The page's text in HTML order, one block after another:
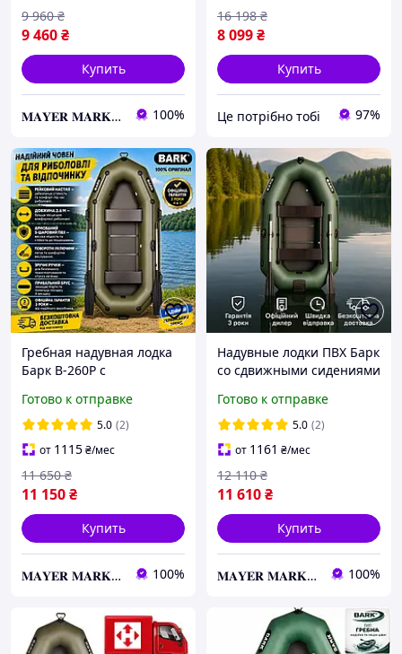
9 460₴
9 960 ₴
Купить
𝐌𝐀𝐘𝐄𝐑 𝐌𝐀𝐑𝐊𝐄𝐓 100%
8 099₴
16 198 ₴
Купить
Це потрібно тобі 97%
Гребная надувная лодка
Барк B-260P с
Резиновая лодка ПВХ с
ручками и рейковым
настилом
Готово к отправке
5.0 (2)
от 1115₴/мес
11 150₴
11 650 ₴
Купить
𝐌𝐀𝐘𝐄𝐑 𝐌𝐀𝐑𝐊𝐄𝐓 100%
Надувные лодки ПВХ Барк
со сдвижными сидениями
Двухмесная резиновая
лодка Барк Б-250НД
Готово к отправке
5.0 (2)
от 1161 ₴/мес
11 610₴
12 110 ₴
Купить
𝐌𝐀𝐘𝐄𝐑 𝐌𝐀𝐑𝐊𝐄𝐓 100%